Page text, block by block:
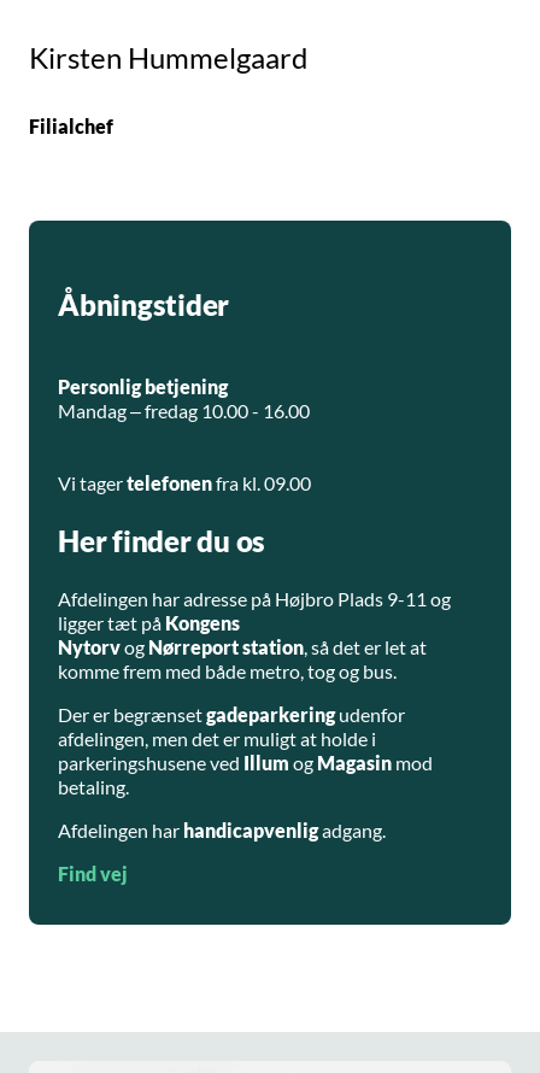
Kirsten Hummelgaard
Filialchef
Åbningstider
Personlig betjening
Mandag – fredag 10.00 - 16.00
Vi tagertelefonenfra kl. 09.00
Her finder du os
Afdelingen har adresse på Højbro Plads 9-11 og
ligger tæt på Kongens
Nytorvog Nørreportstation , så det er let at
komme frem med både metro, tog og bus.
Der er begrænsetgadeparkeringudenfor
afdelingen, men det er muligt at holde i
parkeringshusene ved Illum og Magasin mod
betaling.
Afdelingen har handicapvenligadgang.
Find vej